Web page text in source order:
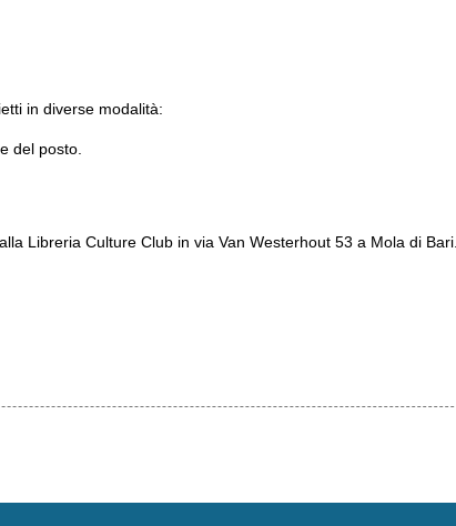
in diverse modalità:
del posto.
Libreria Culture Club in via Van Westerhout 53 a Mola di